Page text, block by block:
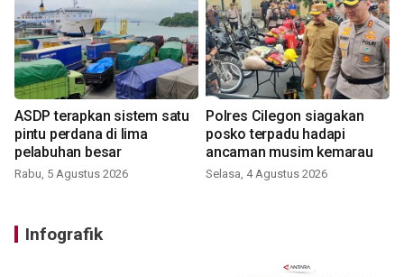
ASDP terapkan sistem satu
pintu perdana di lima
pelabuhan besar
Rabu, 5 Agustus 2026
Polres Cilegon siagakan
posko terpadu hadapi
ancaman musim kemarau
Selasa, 4 Agustus 2026
Infografik